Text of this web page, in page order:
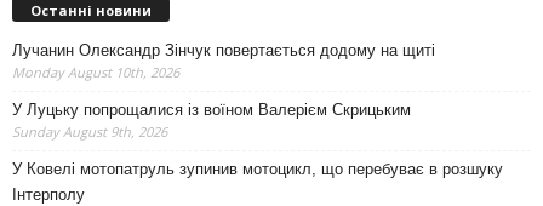
Останні новини
Лучанин Олександр Зінчук повертається додому на щиті
Monday August 10th, 2026
У Луцьку попрощалися із воїном Валерієм Скрицьким
Sunday August 9th, 2026
У Ковелі мотопатруль зупинив мотоцикл, що перебуває в розшуку
Інтерполу